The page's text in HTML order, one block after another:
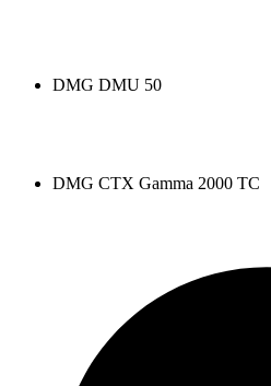
DMG DMU 50
DMG CTX Gamma 2000 TC